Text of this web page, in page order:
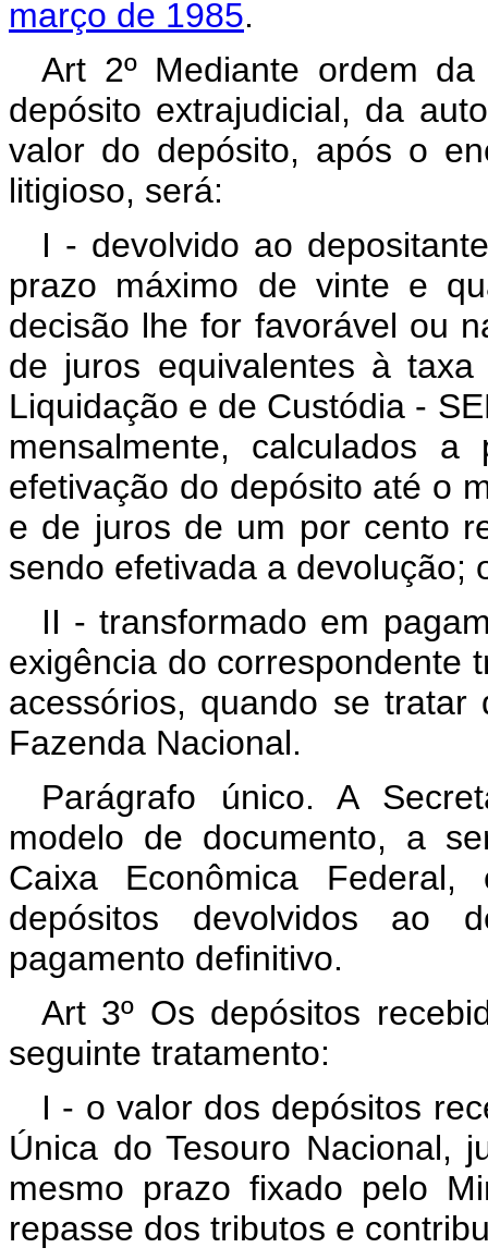
março de 1985.
Art 2º Mediante ordem
depósito extrajudicial, da
valor do depósito, após o
litigioso, será:
I - devolvido ao
prazo máximo de vinte e
decisão lhe for favorável ou
de juros equivalentes à
Liquidação e de Custódia -
mensalmente, calculados
efetivação do depósito até o
e de juros de um por cento
sendo efetivada a devolução;
II - transformado em
exigência do correspondente
acessórios, quando se
Fazenda Nacional.
Parágrafo único. A
modelo de documento, a
Caixa Econômica
depósitos devolvidos ao
pagamento definitivo.
Art 3º Os depósitos
seguinte tratamento:
I - o valor dos depósitos
Única do Tesouro Nacional,
mesmo prazo fixado pelo
repasse dos tributos e